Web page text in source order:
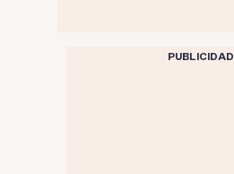
PUBLICIDAD